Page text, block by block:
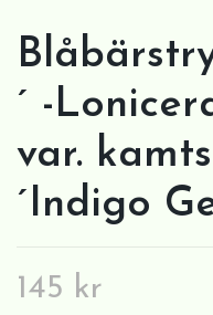
´ -
var.
´Indigo
145 kr